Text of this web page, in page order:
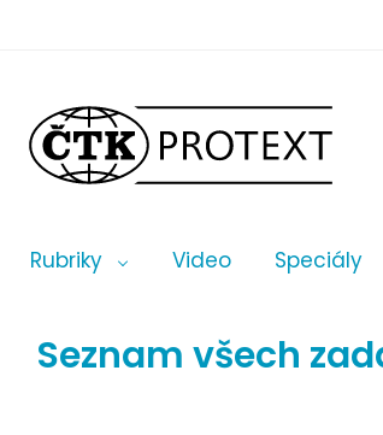
Rubriky Video Speciály
Seznam všech